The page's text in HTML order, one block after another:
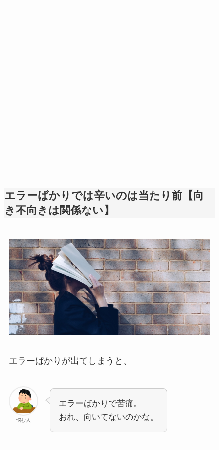
エラーばかりでは辛いのは当たり前【向
き不向きは関係ない】
エラーばかりが出てしまうと、
悩む人
エラーばかりで苦痛。
おれ、向いてないのかな。